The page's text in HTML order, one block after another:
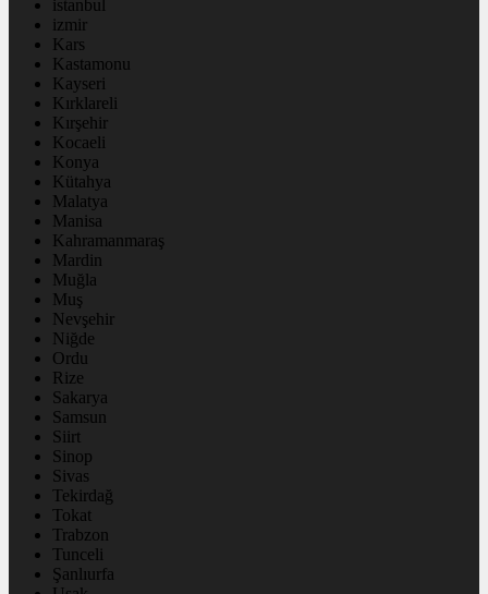
istanbul
izmir
Kars
Kastamonu
Kayseri
Kırklareli
Kırşehir
Kocaeli
Konya
Kütahya
Malatya
Manisa
Kahramanmaraş
Mardin
Muğla
Muş
Nevşehir
Niğde
Ordu
Rize
Sakarya
Samsun
Siirt
Sinop
Sivas
Tekirdağ
Tokat
Trabzon
Tunceli
Şanlıurfa